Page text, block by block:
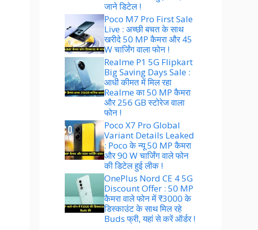
जाने डिटेल !
Poco M7 Pro First Sale
Live : अच्छी बचत के साथ
खरीदे 50 MP कैमरा और 45
W चार्जिंग वाला फोन !
Realme P1 5G Flipkart
Big Saving Days Sale :
आधी कीमत में मिल रहा
Realme का 50 MP कैमरा
और 256 GB स्टोरेज वाला
फोन !
Poco X7 Pro Global
Variant Details Leaked
: Poco के न्यू 50 MP कैमरा
और 90 W चार्जिंग वाले फोन
की डिटेल हुई लीक !
OnePlus Nord CE 4 5G
Discount Offer : 50 MP
कैमरा वाले फोन में ₹3000 के
डिस्काउंट के साथ मिल रहे
Buds फ्री, यहां से करें ऑर्डर !